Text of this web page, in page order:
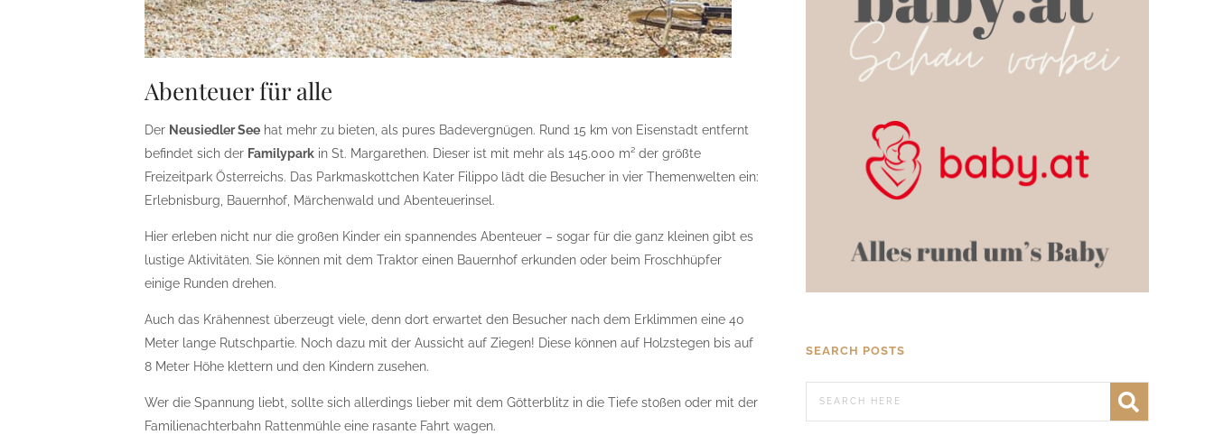
Abenteuer für alle
Der Neusiedler See hat mehr zu bieten, als pures Badevergnügen. Rund 15 km von Eisenstadt entfernt
befindet sich der Familypark in St. Margarethen. Dieser ist mit mehr als 145.000 m² der größte
Freizeitpark Österreichs. Das Parkmaskottchen Kater Filippo lädt die Besucher in vier Themenwelten ein:
Erlebnisburg, Bauernhof, Märchenwald und Abenteuerinsel.
Hier erleben nicht nur die großen Kinder ein spannendes Abenteuer – sogar für die ganz kleinen gibt es
lustige Aktivitäten. Sie können mit dem Traktor einen Bauernhof erkunden oder beim Froschhüpfer
einige Runden drehen.
Auch das Krähennest überzeugt viele, denn dort erwartet den Besucher nach dem Erklimmen eine 40
Meter lange Rutschpartie. Noch dazu mit der Aussicht auf Ziegen! Diese können auf Holzstegen bis auf
8 Meter Höhe klettern und den Kindern zusehen.
Wer die Spannung liebt, sollte sich allerdings lieber mit dem Götterblitz in die Tiefe stoßen oder mit der
Familienachterbahn Rattenmühle eine rasante Fahrt wagen.
SEARCH POSTS